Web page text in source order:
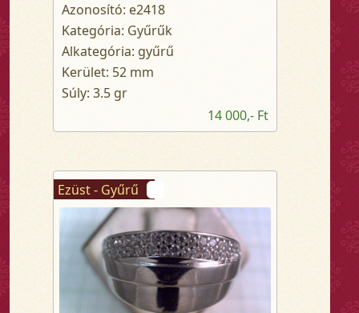
Azonosító: e2418
Kategória: Gyűrűk
Alkategória: gyűrű
Kerület: 52 mm
Súly: 3.5 gr
14 000,- Ft
Ezüst - Gyűrű